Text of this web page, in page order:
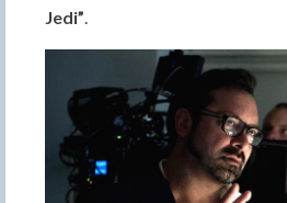
Jedi”.